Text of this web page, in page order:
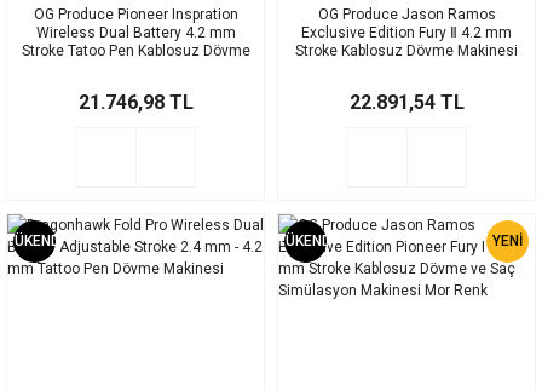
OG Produce Pioneer Inspration
Wireless Dual Battery 4.2 mm
Stroke Tatoo Pen Kablosuz Dövme
21.746,98 TL
OG Produce Jason Ramos
Exclusive Edition Fury Ⅱ 4.2 mm
Stroke Kablosuz Dövme Makinesi
22.891,54 TL
TÜKENDİ YENİ
TÜKENDİ